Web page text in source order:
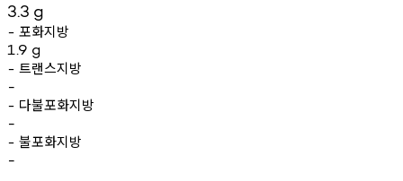
3.3 g
- 포화지방
1.9 g
- 트랜스지방
-
- 다불포화지방
-
- 불포화지방
-